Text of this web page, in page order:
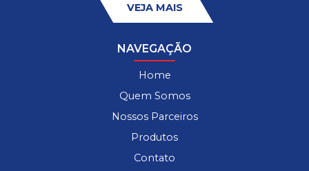
VEJA MAIS
NAVEGAÇÃO
Home
Quem Somos
Nossos Parceiros
Produtos
Contato